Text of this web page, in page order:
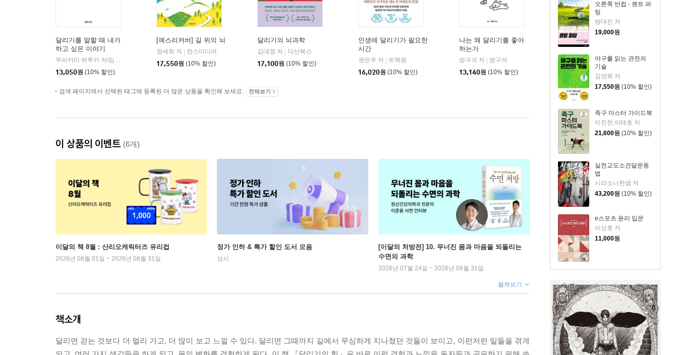
오른쪽 반컵 - 퀀트 퍼
팅
방대진 저
19,000원
야구를 읽는 관전의
기술
김양희 저
17,550원 (10% 할인)
족구 마스터 가이드북
이진천,이태호 저
21,600원 (10% 할인)
실전교도소건달운동
법
시라소니한샘 저
43,200원 (10% 할인)
e스포츠 윤리 입문
이상호 저
11,000원
달리기를 말할 때 내가
하고 싶은 이야기
무라카미 하루키 저/임홍빈 역
문학사상
13,050원 (10% 할인)
[예스리커버] 길 위의 뇌
정세희 저
한스미디어
17,550원 (10% 할인)
달리기의 뇌과학
김대영 저
다산북스
17,100원 (10% 할인)
인생에 달리기가 필요한
시간
권은주 저
트랙원
16,020원 (10% 할인)
나는 왜 달리기를 좋아
하는가
방구석 저
방구석
13,140원 (10% 할인)
검색 페이지에서 선택된 태그에 등록된 더 많은 상품을 확인해 보세요. 전체보기
이 상품의 이벤트 (6개)
이달의 책 8월 : 산리오캐릭터즈 유리컵
2026년 08월 01일 ~ 2026년 08월 31일
정가 인하 & 특가 할인 도서 모음
상시
[이달의 처방전] 10. 무너진 몸과 마음을 되돌리는
수면의 과학
2026년 07월 24일 ~ 2026년 08월 31일
펼쳐보기
책소개
달리면 걷는 것보다 더 멀리 가고, 더 많이 보고 느낄 수 있다. 달리면 그때까지 길에서 무심하게 지나쳤던 것들이 보이고, 이런저런 일들을 겪게